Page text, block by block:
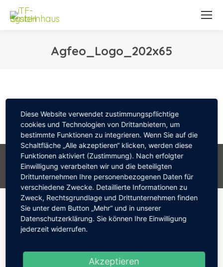
Agfeo_Logo_202x65
© 2026 by ITF-Systemhaus GmbH . Design & Programmierung;
www.mediapool.de
Weitere Links
Diese Website verwendet zustimmungspflichtige
cookies und Technologien von Drittanbietern, um
bestimmte Funktionen zu integrieren. Wenn Sie auf die
Schaltfläche „Alle akzeptieren“ klicken, werden diese
Funktionen aktiviert (Zustimmung). Nach erfolgter
Einwilligung verarbeiten wir und die beteiligten
Drittunternehmen Ihre personenbezogenen Daten für
verschiedene Zwecke. Detaillierte Informationen zu
Zweck, Rechtsgrundlage und Drittunternehmen finden
Sie unter dem Button „Mehr“ und in unserer
Datenschutzerklärung. Sie können Ihre Einwilligung
jederzeit widerrufen.
Akzeptieren